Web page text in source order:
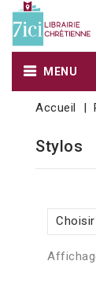
MENU
Accueil
Stylos
Choisir